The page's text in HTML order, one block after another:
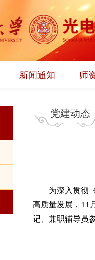
新闻通知 师
党建动态
为深入贯彻
高质量发展，11
记、兼职辅导员